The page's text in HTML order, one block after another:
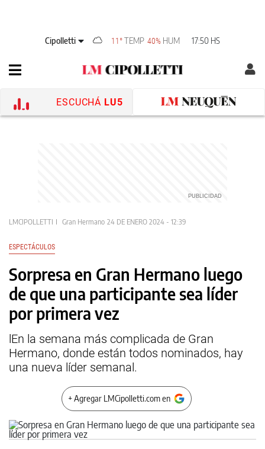
Cipolletti 11°TEMP 40% HUM 17:50 HS
ESCUCHÁ LU5
LMCIPOLLETTI Gran Hermano 24 DE ENERO 2024 - 12:39
ESPECTÁCULOS
Sorpresa en Gran Hermano luego
de que una participante sea líder
por primera vez
lEn la semana más complicada de Gran
Hermano, donde están todos nominados, hay
una nueva líder semanal.
+ Agregar LMCipolletti.com en